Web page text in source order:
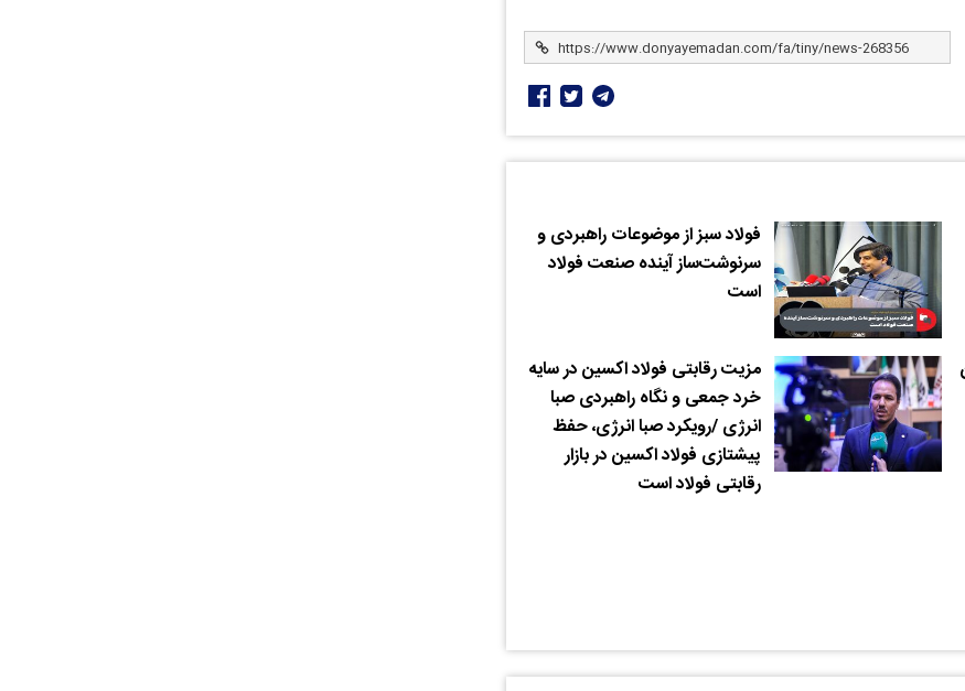
فولاد سبز از موضوعات راهبردی و
سرنوشت‌ساز آینده صنعت فولاد
است
مزیت رقابتی فولاد اکسین در سایه
خرد جمعی و نگاه راهبردی صبا
انرژی /رویکرد صبا انرژی، حفظ
پیشتازی فولاد اکسین در بازار
رقابتی فولاد است